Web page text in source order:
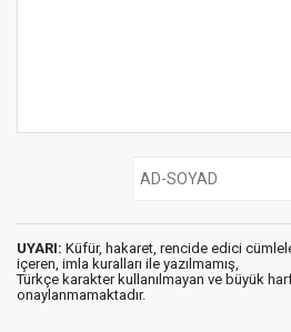
UYARI: Küfür, hakaret, rencide edici
içeren, imla kuralları ile yazılmamış,
Türkçe karakter kullanılmayan ve büyük
onaylanmamaktadır.